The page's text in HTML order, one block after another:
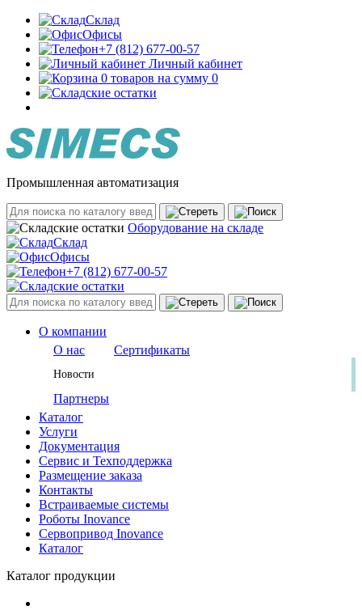
Склад
Офисы
+7 (812) 677-00-57
Личный кабинет
0 товаров на сумму 0
Промышленная автоматизация
Оборудование на складе
Склад
Офисы
+7 (812) 677-00-57
О компании
О нас
Сертификаты
Новости
Партнеры
Каталог
Услуги
Документация
Сервис и Техподдержка
Размещение заказа
Контакты
Встраиваемые системы
Роботы Inovance
Сервопривод Inovance
Каталог
Каталог продукции